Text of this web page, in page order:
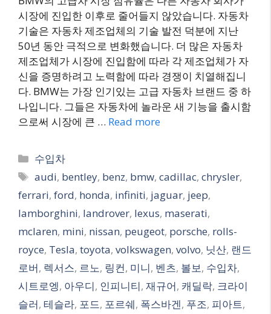
시장에 진입한 이후로 줄어들지 않았습니다. 자동차
기술은 자동차 제조업체의 기술 발전 덕분에 지난
50년 동안 극적으로 변화했습니다. 더 많은 자동차
제조업체가 시장에 진입함에 따라 각 제조업체가 자
신을 증명하려고 노력함에 따라 경쟁이 치열해집니
다. BMW는 가장 인기있는 고급 자동차 브랜드 중 하
나입니다. 그들은 자동차에 놀라운 새 기능을 출시함
으로써 시장에 큰 … Read more
Categories
수입차
Tags
audi, bentley, benz, bmw,cadillac,chrysler,
ferrari, ford, honda, infiniti, jaguar, jeep,
lamborghini, landrover, lexus, maserati,
mclaren, mini, nissan, peugeot, porsche, rolls-
royce, Tesla, toyota, volkswagen, volvo, 닛산, 랜드
로버, 렉서스, 르노, 링컨, 미니, 벤츠, 볼보, 수입차,
시트로엥, 아우디, 인피니티, 재규어, 캐딜락, 크라이
슬러, 테슬라, 포드, 포르쉐, 폭스바겐, 푸조, 피아트,